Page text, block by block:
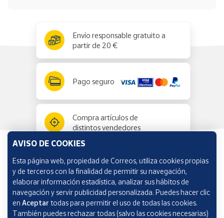
Envío responsable gratuito a
partir de 20 €
Pago seguro
Compra artículos de
distintos vendedores
Información y ayuda
Correos Market
AVISO DE COOKIES
Esta página web, propiedad de Correos, utiliza cookies propias
y de terceros con la finalidad de permitir su navegación,
elaborar información estadística, analizar sus hábitos de
navegación y servir publicidad personalizada. Puedes hacer clic
en Aceptar todas para permitir el uso de todas las cookies.
También puedes rechazar todas (salvo las cookies necesarias)